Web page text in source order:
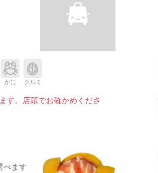
かに クルミ
す。店頭でお確かめくださ
べます